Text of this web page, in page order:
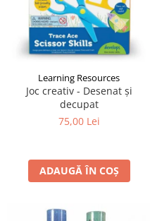
Learning Resources
Joc creativ - Desenat și
decupat
75,00 Lei
ADAUGĂ ÎN COȘ